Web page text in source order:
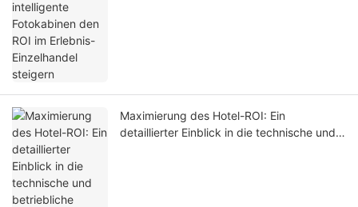
Maximierung des Hotel-ROI: Ein
detaillierter Einblick in die technische und